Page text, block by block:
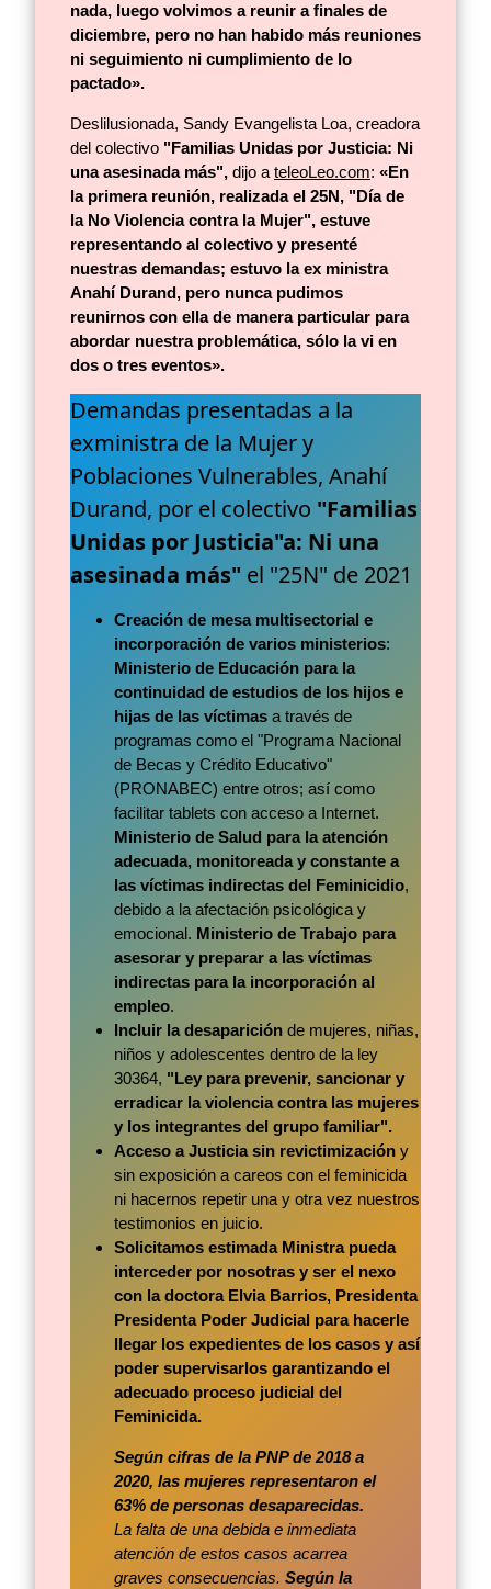
nada, luego volvimos a reunir a finales de
diciembre, pero no han habido más reuniones
ni seguimiento ni cumplimiento de lo
pactado».
Deslilusionada, Sandy Evangelista Loa, creadora
del colectivo "Familias Unidas por Justicia: Ni
una asesinada más", dijo a teleoLeo.com: «En
la primera reunión, realizada el 25N, "Día de
la No Violencia contra la Mujer", estuve
representando al colectivo y presenté
nuestras demandas; estuvo la ex ministra
Anahí Durand, pero nunca pudimos
reunirnos con ella de manera particular para
abordar nuestra problemática, sólo la vi en
dos o tres eventos».
Demandas presentadas a la
exministra de la Mujer y
Poblaciones Vulnerables, Anahí
Durand, por el colectivo "Familias
Unidas por Justicia"a: Ni una
asesinada más" el "25N" de 2021
Creación de mesa multisectorial e
incorporación de varios ministerios:
Ministerio de Educación para la
continuidad de estudios de los hijos e
hijas de las víctimas a través de
programas como el "Programa Nacional
de Becas y Crédito Educativo"
(PRONABEC) entre otros; así como
facilitar tablets con acceso a Internet.
Ministerio de Salud para la atención
adecuada, monitoreada y constante a
las víctimas indirectas del Feminicidio,
debido a la afectación psicológica y
emocional. Ministerio de Trabajo para
asesorar y preparar a las víctimas
indirectas para la incorporación al
empleo.
Incluir la desaparición de mujeres, niñas,
niños y adolescentes dentro de la ley
30364, "Ley para prevenir, sancionar y
erradicar la violencia contra las mujeres
y los integrantes del grupo familiar".
Acceso a Justicia sin revictimización y
sin exposición a careos con el feminicida
ni hacernos repetir una y otra vez nuestros
testimonios en juicio.
Solicitamos estimada Ministra pueda
interceder por nosotras y ser el nexo
con la doctora Elvia Barrios, Presidenta
Presidenta Poder Judicial para hacerle
llegar los expedientes de los casos y así
poder supervisarlos garantizando el
adecuado proceso judicial del
Feminicida.
Según cifras de la PNP de 2018 a
2020, las mujeres representaron el
63% de personas desaparecidas.
La falta de una debida e inmediata
atención de estos casos acarrea
graves consecuencias. Según la